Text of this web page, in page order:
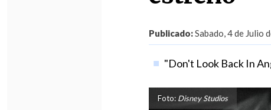
Publicado:Sabado, 4 de Julio
"Don't Look Back In
Foto: Disney Studios